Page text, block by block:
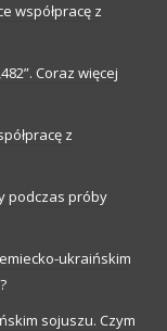
współpracę z
Coraz więcej
z
podczas próby
ukraińskim
sojuszu. Czym